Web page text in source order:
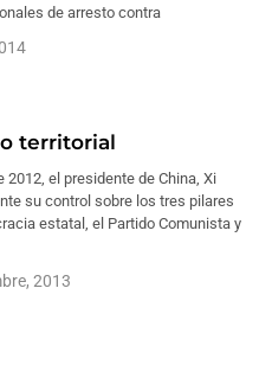
de arresto contra
territorial
2012, el presidente de China, Xi
su control sobre los tres pilares
estatal, el Partido Comunista y
2013